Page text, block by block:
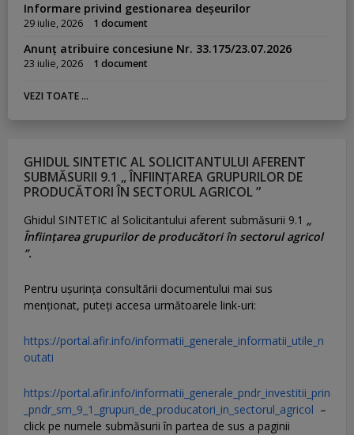
Informare privind gestionarea deșeurilor
29 iulie, 2026 1 document
Anunț atribuire concesiune Nr. 33.175/23.07.2026
23 iulie, 2026 1 document
VEZI TOATE ...
GHIDUL SINTETIC AL SOLICITANTULUI AFERENT
SUBMĂSURII 9.1 „ ÎNFIINȚAREA GRUPURILOR DE
PRODUCĂTORI ÎN SECTORUL AGRICOL ”
Ghidul SINTETIC al Solicitantului aferent submăsurii 9.1 „
Înființarea grupurilor de producători în sectorul agricol
”.
Pentru uşurinţa consultării documentului mai sus
menţionat, puteţi accesa următoarele link-uri:
https://portal.afir.info/informatii_generale_informatii_utile_n
outati
https://portal.afir.info/informatii_generale_pndr_investitii_prin
_pndr_sm_9_1_grupuri_de_producatori_in_sectorul_agricol –
click pe numele submăsurii în partea de sus a paginii